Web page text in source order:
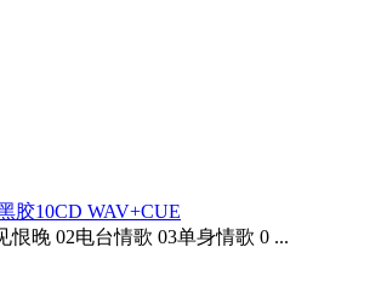
胶10CD WAV+CUE
恨晚 02电台情歌 03单身情歌 0 ...